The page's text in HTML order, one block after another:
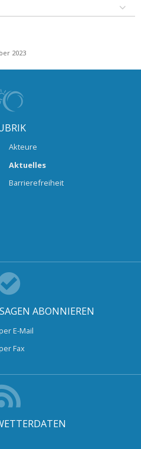
2023
Akteure
Aktuelles
Barrierefreiheit
ABONNIEREN
E-Mail
Fax